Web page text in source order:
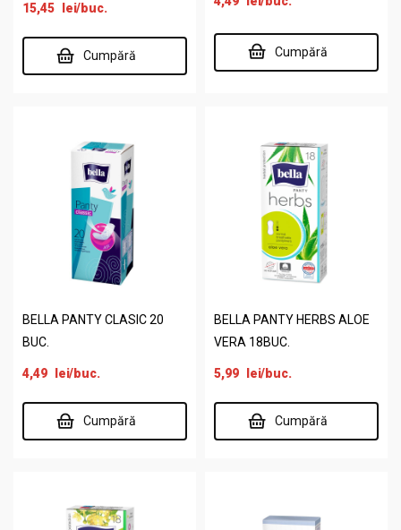
15,45 lei/buc.
Cumpără Cumpără
BELLA PANTY CLASIC 20
BUC.
4,49 lei/buc.
Cumpără
BELLA PANTY HERBS ALOE
VERA 18BUC.
5,99 lei/buc.
Cumpără